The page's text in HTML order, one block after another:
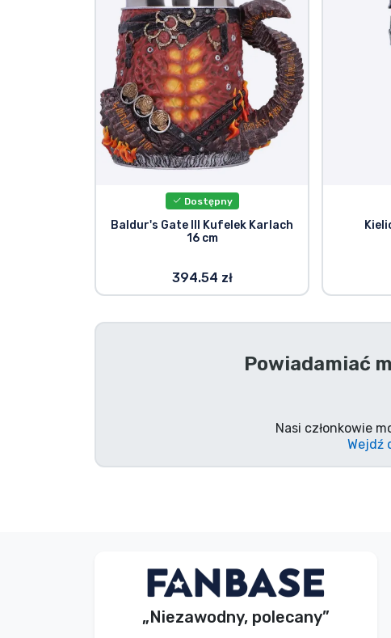
Dostępny
Baldur's Gate III Kufelek Karlach
16 cm
394.54 zł
Powiadamiać
Nasi członkowie
Wejdź
„Niezawodny, polecany”
Bez imienia Kupujący
2026. 08. 08.
Rzeczy seryjne
Rzeczy filmowe
Wspaniałe rzeczy
Rzeczy z anime
Rzeczy dla graczy
Rzeczy muzyczne